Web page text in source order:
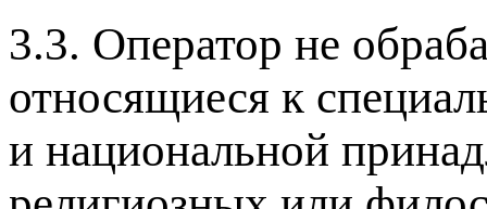
3.3. Оператор не
относящиеся к
и национальной